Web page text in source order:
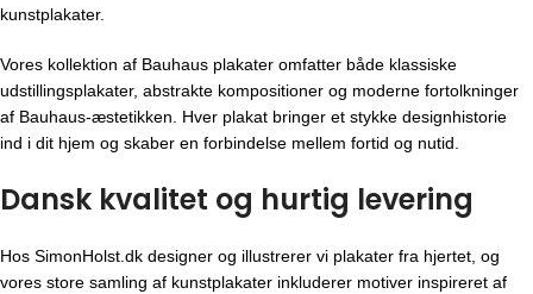
kunstplakater.
Vores kollektion af Bauhaus plakater omfatter både klassiske
udstillingsplakater, abstrakte kompositioner og moderne fortolkninger
af Bauhaus-æstetikken. Hver plakat bringer et stykke designhistorie
ind i dit hjem og skaber en forbindelse mellem fortid og nutid.
Dansk kvalitet og hurtig levering
Hos SimonHolst.dk designer og illustrerer vi plakater fra hjertet, og
vores store samling af kunstplakater inkluderer motiver inspireret af